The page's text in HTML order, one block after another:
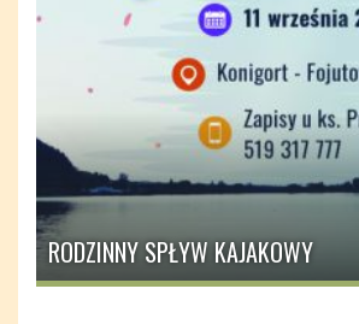
RODZINNY SPŁYW KAJAKOWY